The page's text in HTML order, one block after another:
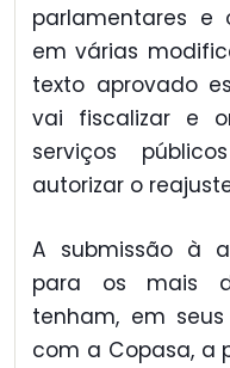
parlamentares e
em várias
texto aprovado
vai fiscalizar e
serviços
autorizar o
A submissão à
para os mais
tenham, em
com a Copasa, a